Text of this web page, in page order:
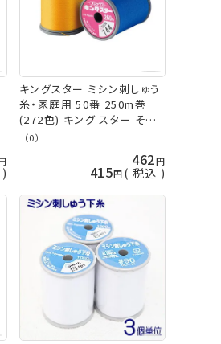
キングスター ミシン刺しゅう
糸・家庭用 50番 250m巻
(272色) キング スター その6
フジックス 手芸の山久
（0）
462
415 税込